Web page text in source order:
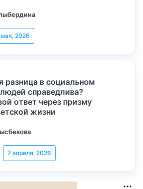
2026
разница в социальном
справедлива?
ответ через призму
жизни
7 апреля, 2026